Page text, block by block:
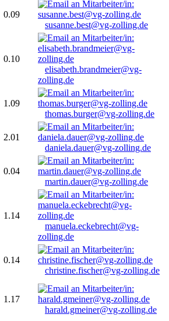
0.09
susanne.best@vg-zolling.de
0.10
elisabeth.brandmeier@vg-
zolling.de
1.09
thomas.burger@vg-zolling.de
2.01
daniela.dauer@vg-zolling.de
0.04
martin.dauer@vg-zolling.de
1.14
manuela.eckebrecht@vg-
zolling.de
0.14
christine.fischer@vg-zolling.de
1.17
harald.gmeiner@vg-zolling.de